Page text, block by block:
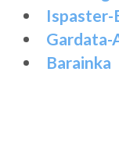
Ispaster-
Gardata-
Barainka